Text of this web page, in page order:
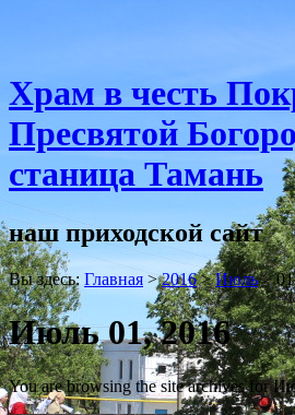
Храм в честь
Пресвятой
станица Тамань
наш приходской сайт
Вы здесь: Главная > 2016 > Июль > 01
Июль 01, 2016
You are browsing the site archives for